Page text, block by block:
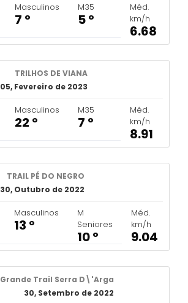
Masculinos
7 º
M35
5 º
Méd.
km/h
6.68
TRILHOS DE VIANA
05, Fevereiro de 2023
Masculinos
22 º
M35
7 º
Méd.
km/h
8.91
TRAIL PÉ DO NEGRO
30, Outubro de 2022
Masculinos
13 º
M
Seniores
10 º
Méd.
km/h
9.04
Grande Trail Serra D\'Arga
30, Setembro de 2022